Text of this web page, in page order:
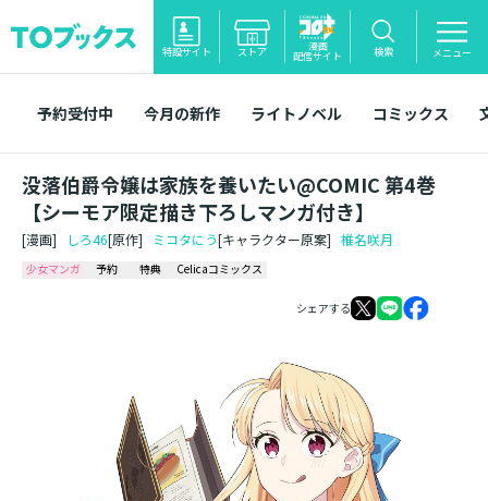
特設サイト ストア 漫画
配信サイト 検索 メニュー
予約受付中 今月の新作 ライトノベル コミックス
没落伯爵令嬢は家族を養いたい@COMIC 第4巻
【シーモア限定描き下ろしマンガ付き】
[漫画] しろ46[原作] ミコタにう[キャラクター原案] 椎名咲月
少女マンガ 予約 特典 Celicaコミックス
シェアする